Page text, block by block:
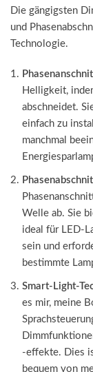
Die gängigsten
und
Technologie.
Helligkeit,
abschneidet.
einfach zu
manchmal
Welle ab. Sie
ideal für LED-
sein und
bestimmte
Smart-Light-
es mir, meine
-effekte. Dies
bequem von